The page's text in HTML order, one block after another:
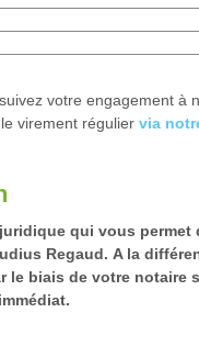
votre engagement à
virement régulier via
qui vous permet
Regaud. A la
le biais de votre notaire